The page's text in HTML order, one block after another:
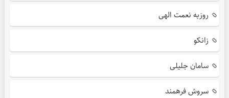
روزبه نعمت الهی
زانکو
سامان جلیلی
سروش فرهمند